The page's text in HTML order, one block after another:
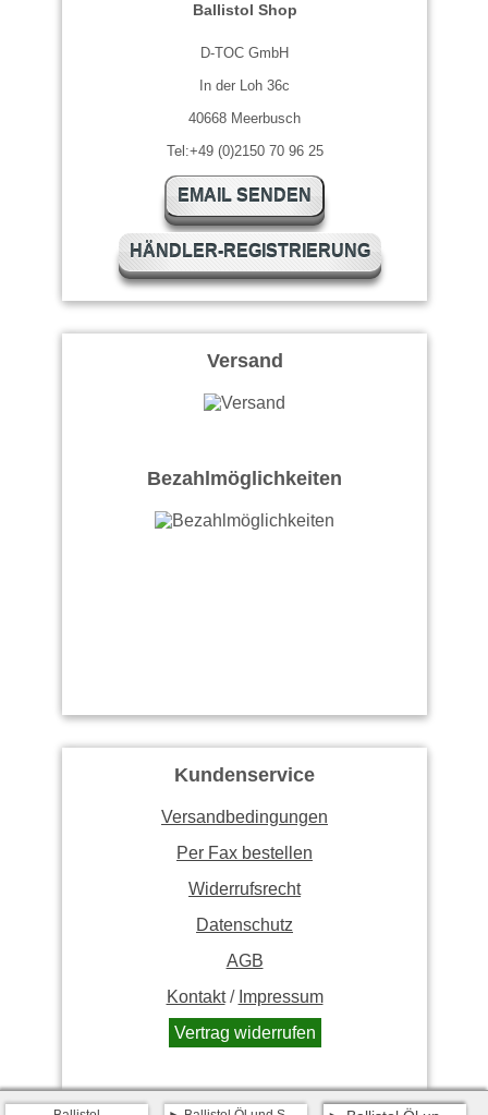
Ballistol Shop
D-TOC GmbH
In der Loh 36c
40668 Meerbusch
Tel:+49 (0)2150 70 96 25
EMAIL SENDEN
HÄNDLER-REGISTRIERUNG
Versand
Bezahlmöglichkeiten
Kundenservice
Versandbedingungen
Per Fax bestellen
Widerrufsrecht
Datenschutz
AGB
Kontakt/ Impressum
Vertrag widerrufen